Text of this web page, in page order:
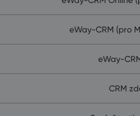
eWay-CRM (pro
eWay-
CRM